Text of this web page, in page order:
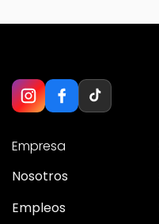
Empresa
Nosotros
Empleos